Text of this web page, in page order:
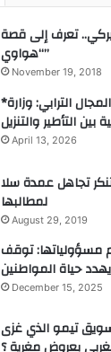
تعرف إلى قصة
“هواوي”
November 19, 2018
*الرؤية الملكية في هندسة المجال الترابي: وزارة
بين التأطير والتنزيل
April 13, 2026
تجاهل عمدة سلا
لمطالبها
August 29, 2019
مسؤولياتها: توقف
حياة المواطنين
December 15, 2025
تيمو الذي غزى